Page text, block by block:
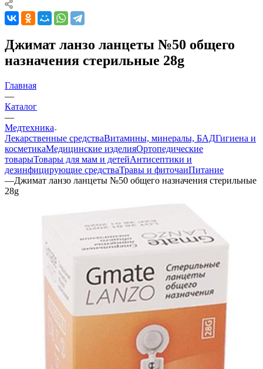
Джимат ланзо ланцеты №50 общего
назначения стерильные 28g
Главная
—
Каталог
—
Медтехника
Лекарственные средстваВитамины, минералы, БАДГигиена и
косметикаМедицинские изделияОртопедические
товарыТовары для мам и детейАнтисептики и
дезинфицирующие средстваТравы и фиточаиПитание
—Джимат ланзо ланцеты №50 общего назначения стерильные
28g